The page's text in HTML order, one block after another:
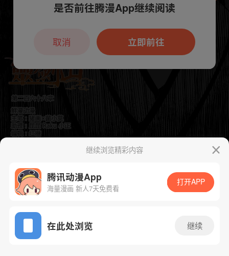
App免费看
下一话 腾漫App免费看
继续浏览精彩内容
腾讯动漫App
海量漫画 新人7天免费看
打开APP
在此处浏览 继续
本章节仅支持App阅读，可打开App新用
户7天免费看
是否前往腾漫App继续阅读
立即前往
取消